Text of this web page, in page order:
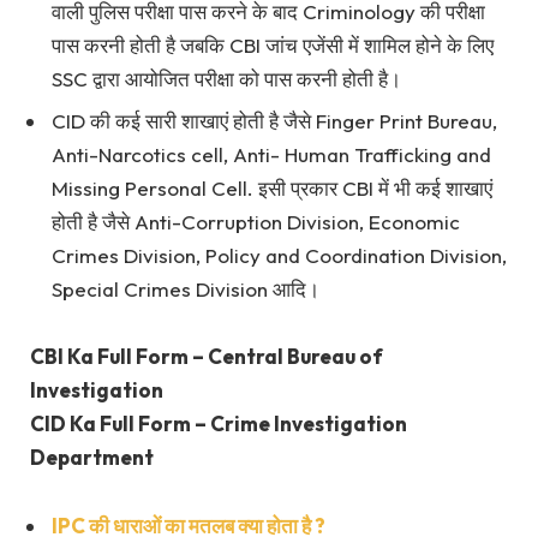
वाली पुलिस परीक्षा पास करने के बाद Criminology की परीक्षा
पास करनी होती है जबकि CBI जांच एजेंसी में शामिल होने के लिए
SSC द्वारा आयोजित परीक्षा को पास करनी होती है।
CID की कई सारी शाखाएं होती है जैसे Finger Print Bureau,
Anti-Narcotics cell, Anti- Human Trafficking and
Missing Personal Cell. इसी प्रकार CBI में भी कई शाखाएं
होती है जैसे Anti-Corruption Division, Economic
Crimes Division, Policy and Coordination Division,
Special Crimes Division आदि।
CBI Ka Full Form – Central Bureau of
Investigation
CID Ka Full Form – Crime Investigation
Department
IPC की धाराओं का मतलब क्या होता है ?